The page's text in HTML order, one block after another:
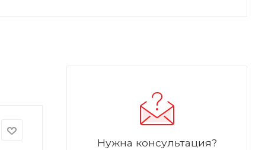
Нужна консультация?